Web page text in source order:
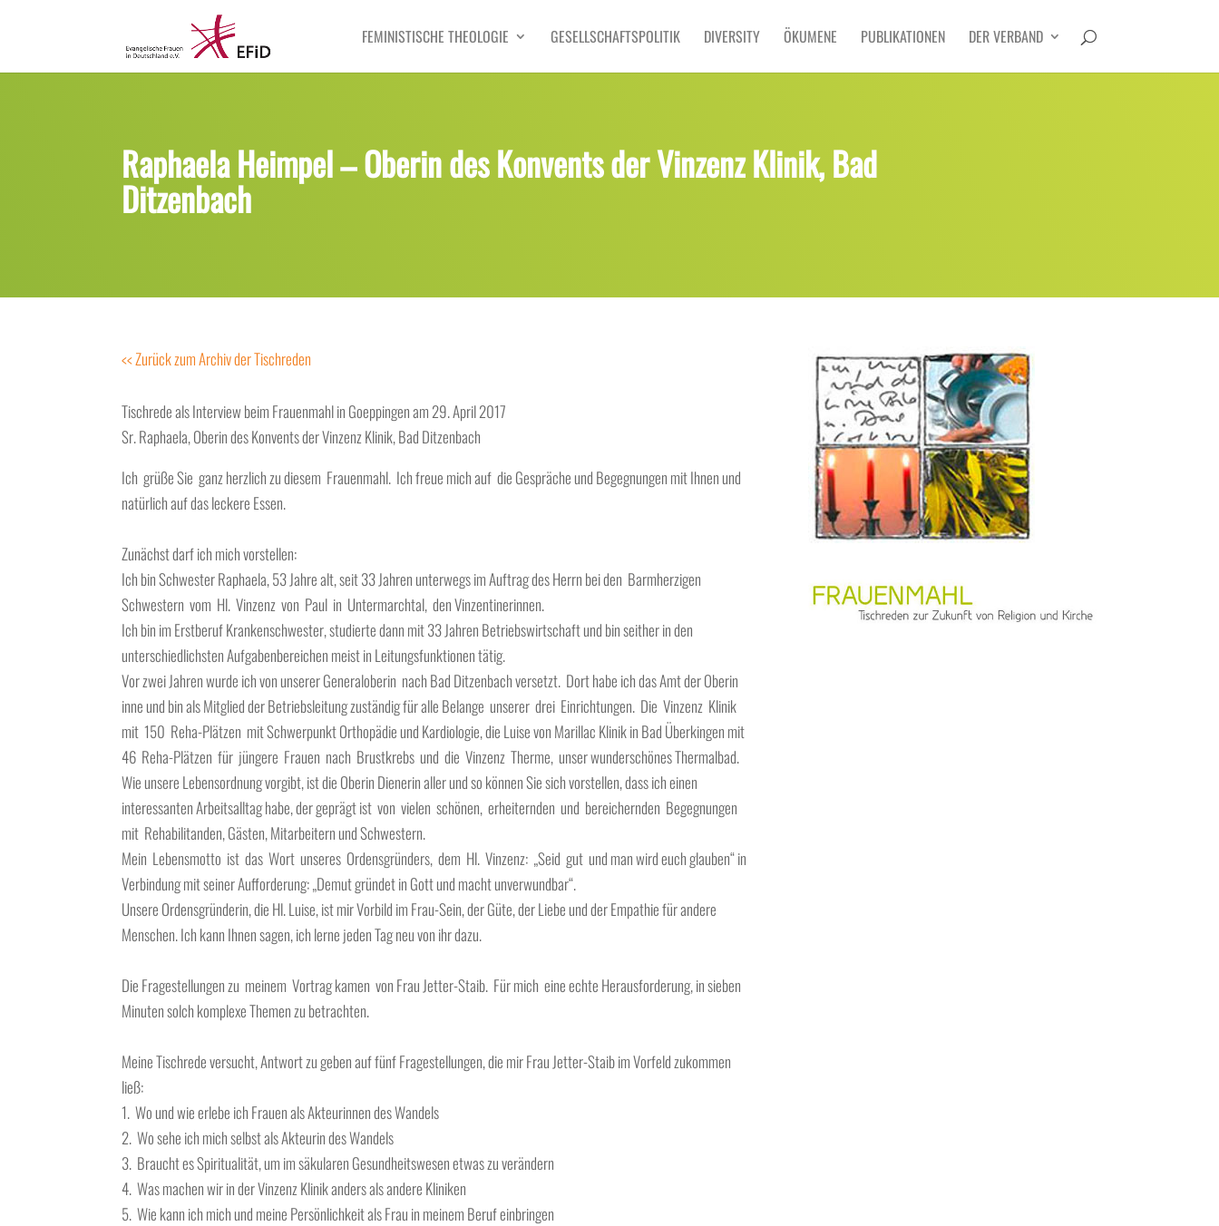
FEMINISTISCHE THEOLOGIE GESELLSCHAFTSPOLITIK DIVERSITY ÖKUMENE PUBLIKATIONEN DER VERBAND
Raphaela Heimpel – Oberin des Konvents der Vinzenz Klinik, Bad
Ditzenbach
<< Zurück zum Archiv der Tischreden
Tischrede als Interview beim Frauenmahl in Goeppingen am 29. April 2017
Sr. Raphaela, Oberin des Konvents der Vinzenz Klinik, Bad Ditzenbach
Ich grüße Sie ganz herzlich zu diesem Frauenmahl. Ich freue mich auf die Gespräche und Begegnungen mit Ihnen und
natürlich auf das leckere Essen.
Zunächst darf ich mich vorstellen:
Ich bin Schwester Raphaela, 53 Jahre alt, seit 33 Jahren unterwegs im Auftrag des Herrn bei den Barmherzigen
Schwestern vom Hl. Vinzenz von Paul in Untermarchtal, den Vinzentinerinnen.
Ich bin im Erstberuf Krankenschwester, studierte dann mit 33 Jahren Betriebswirtschaft und bin seither in den
unterschiedlichsten Aufgabenbereichen meist in Leitungsfunktionen tätig.
Vor zwei Jahren wurde ich von unserer Generaloberin nach Bad Ditzenbach versetzt. Dort habe ich das Amt der Oberin
inne und bin als Mitglied der Betriebsleitung zuständig für alle Belange unserer drei Einrichtungen. Die Vinzenz Klinik
mit 150 Reha-Plätzen mit Schwerpunkt Orthopädie und Kardiologie, die Luise von Marillac Klinik in Bad Überkingen mit
46 Reha-Plätzen für jüngere Frauen nach Brustkrebs und die Vinzenz Therme, unser wunderschönes Thermalbad.
Wie unsere Lebensordnung vorgibt, ist die Oberin Dienerin aller und so können Sie sich vorstellen, dass ich einen
interessanten Arbeitsalltag habe, der geprägt ist von vielen schönen, erheiternden und bereichernden Begegnungen
mit Rehabilitanden, Gästen, Mitarbeitern und Schwestern.
Mein Lebensmotto ist das Wort unseres Ordensgründers, dem Hl. Vinzenz: „Seid gut und man wird euch glauben“ in
Verbindung mit seiner Aufforderung: „Demut gründet in Gott und macht unverwundbar“.
Unsere Ordensgründerin, die Hl. Luise, ist mir Vorbild im Frau-Sein, der Güte, der Liebe und der Empathie für andere
Menschen. Ich kann Ihnen sagen, ich lerne jeden Tag neu von ihr dazu.
Die Fragestellungen zu meinem Vortrag kamen von Frau Jetter-Staib. Für mich eine echte Herausforderung, in sieben
Minuten solch komplexe Themen zu betrachten.
Meine Tischrede versucht, Antwort zu geben auf fünf Fragestellungen, die mir Frau Jetter-Staib im Vorfeld zukommen
ließ:
1. Wo und wie erlebe ich Frauen als Akteurinnen des Wandels
2. Wo sehe ich mich selbst als Akteurin des Wandels
3. Braucht es Spiritualität, um im säkularen Gesundheitswesen etwas zu verändern
4. Was machen wir in der Vinzenz Klinik anders als andere Kliniken
5. Wie kann ich mich und meine Persönlichkeit als Frau in meinem Beruf einbringen